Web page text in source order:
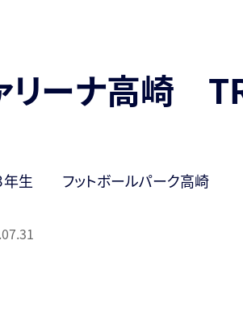
リーナ高崎
３年生 フットボールパーク高崎